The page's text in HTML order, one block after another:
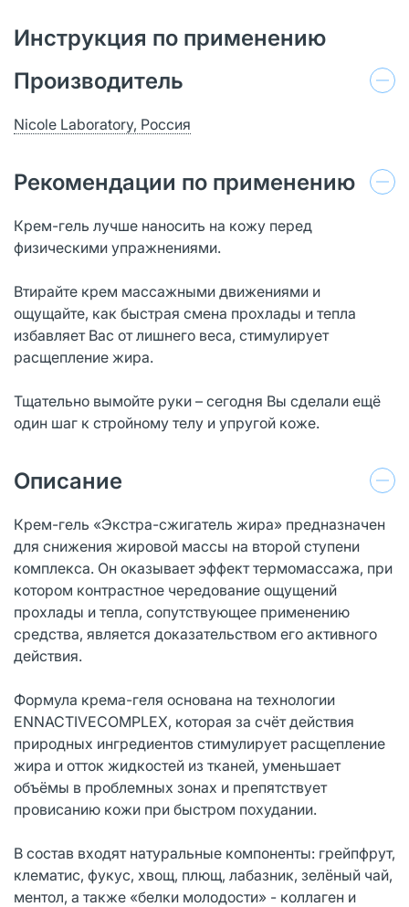
Инструкция по применению
Производитель
Nicole Laboratory, Россия
Рекомендации по применению
Крем-гель лучше наносить на кожу перед
физическими упражнениями.
Втирайте крем массажными движениями и
ощущайте, как быстрая смена прохлады и тепла
избавляет Вас от лишнего веса, стимулирует
расщепление жира.
Тщательно вымойте руки – сегодня Вы сделали ещё
один шаг к стройному телу и упругой коже.
Описание
Крем-гель «Экстра-сжигатель жира» предназначен
для снижения жировой массы на второй ступени
комплекса. Он оказывает эффект термомассажа, при
котором контрастное чередование ощущений
прохлады и тепла, сопутствующее применению
средства, является доказательством его активного
действия.
Формула крема-геля основана на технологии
ENNACTIVECOMPLEX, которая за счёт действия
природных ингредиентов стимулирует расщепление
жира и отток жидкостей из тканей, уменьшает
объёмы в проблемных зонах и препятствует
провисанию кожи при быстром похудании.
В состав входят натуральные компоненты: грейпфрут,
клематис, фукус, хвощ, плющ, лабазник, зелёный чай,
ментол, а также «белки молодости» - коллаген и